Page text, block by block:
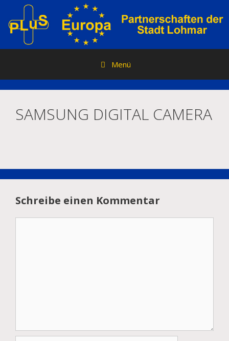
Inhalt
springen
Menü
SAMSUNG DIGITAL CAMERA
Schreibe einen Kommentar